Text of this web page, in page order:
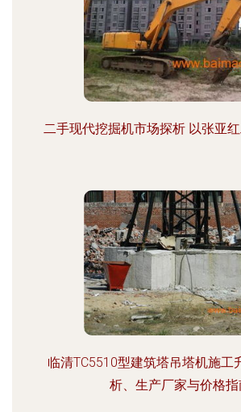
二手现代挖掘机市场探析 以张亚
临清TC5510型建筑塔吊塔机施工
析、生产厂家与价格